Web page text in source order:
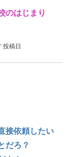
のはじまり
投稿日
接依頼したい
だろ？